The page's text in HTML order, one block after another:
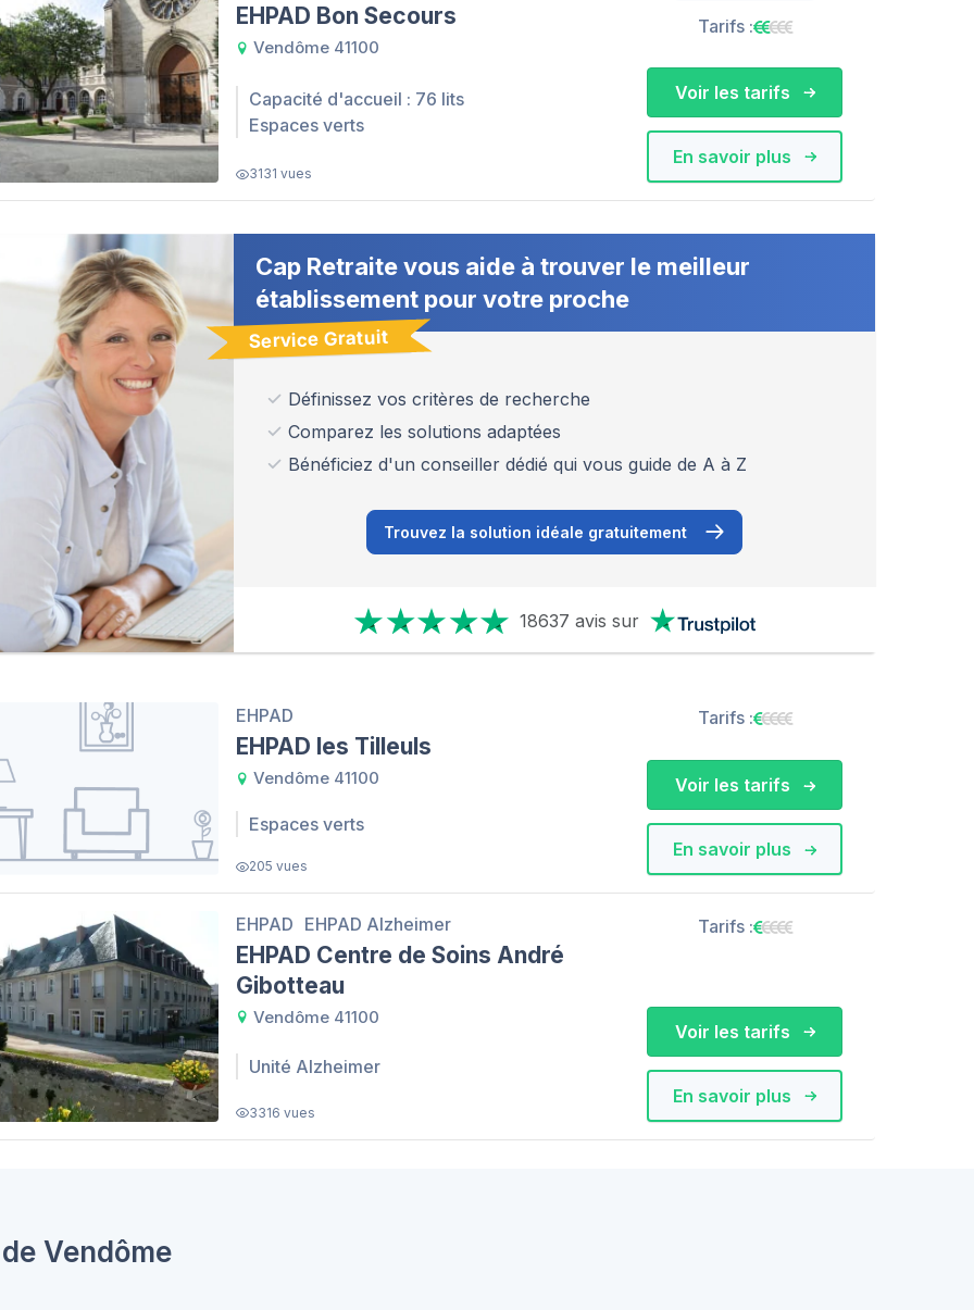
EHPAD Bon Secours
Vendôme 41100
Capacité d'accueil : 76 lits
Espaces verts
3131 vues
Tarifs :
En savoir plus
Voir les tarifs
Cap Retraite vous aide à trouver le meilleur
établissement pour votre proche
Service Gratuit
Définissez vos critères de recherche
Comparez les solutions adaptées
Bénéficiez d'un conseiller dédié qui vous guide de A à Z
Trouvez la solution idéale gratuitement
18637 avis sur
EHPAD
EHPAD les Tilleuls
Vendôme 41100
Espaces verts
205 vues
Tarifs :
En savoir plus
Voir les tarifs
EHPAD EHPAD Alzheimer
EHPAD Centre de Soins André
Gibotteau
Vendôme 41100
Unité Alzheimer
3316 vues
Tarifs :
En savoir plus
Voir les tarifs
Vendôme